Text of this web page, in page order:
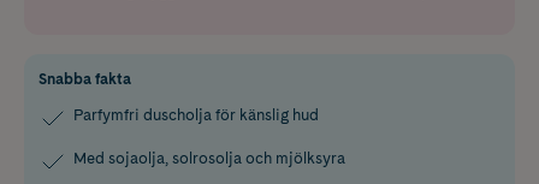
Snabba fakta
Parfymfri duscholja för känslig hud
Med sojaolja, solrosolja och mjölksyra